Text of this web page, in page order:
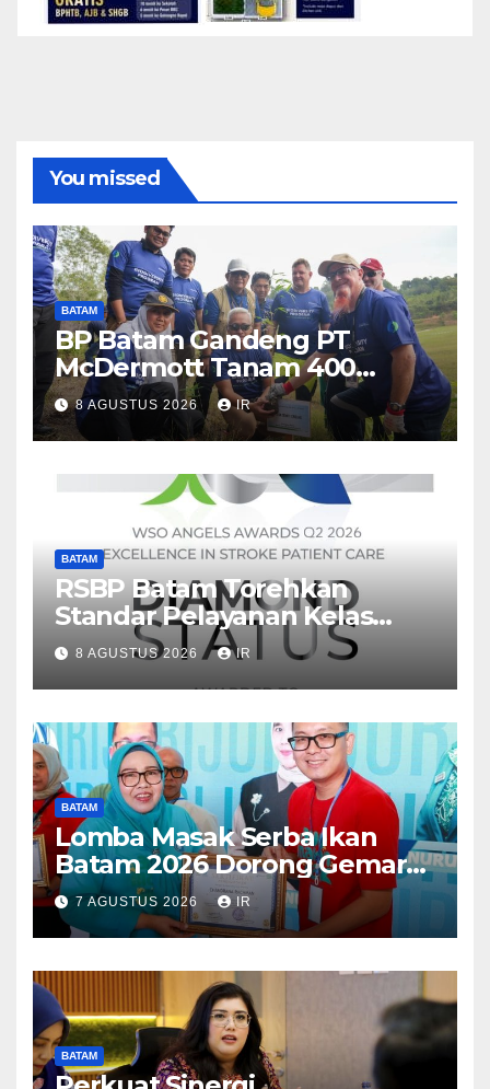
You missed
BATAM
BP Batam Gandeng PT
McDermott Tanam 400
Bambu Betung di Waduk
Nongsa
8 AGUSTUS 2026 IR
BATAM
RSBP Batam Torehkan
Standar Pelayanan Kelas
Dunia, Raih Diamond Status
dari WSO
8 AGUSTUS 2026 IR
BATAM
Lomba Masak Serba Ikan
Batam 2026 Dorong Gemar
Makan Ikan
7 AGUSTUS 2026 IR
BATAM